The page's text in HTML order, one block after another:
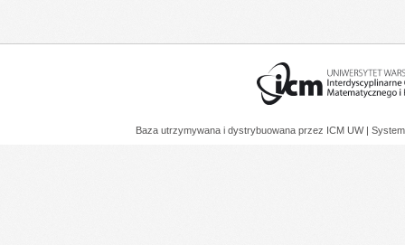
Baza utrzymywana i dystrybuowana przez ICM UW |